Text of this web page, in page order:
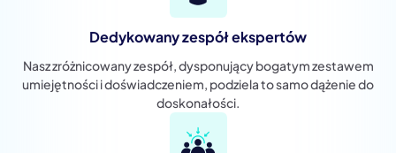
Dedykowany zespół ekspertów
Nasz zróżnicowany zespół, dysponujący bogatym zestawem
umiejętności i doświadczeniem, podziela to samo dążenie do
doskonałości.